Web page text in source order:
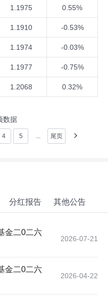
1.1975 0.55%
1.1910 -0.53%
1.1974 -0.03%
1.1977 -0.75%
1.2068 0.32%
数据
4 5 ... 尾页
分红报告 其他公告
金二0二六
2026-07-21
金二0二六
2026-04-22